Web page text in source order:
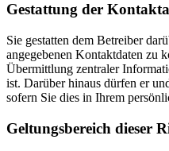
Gestattung der
Sie gestatten dem Betreiber
angegebenen Kontaktdaten zu
Übermittlung zentraler
ist. Darüber hinaus dürfen er
sofern Sie dies in Ihrem
Geltungsbereich dieser